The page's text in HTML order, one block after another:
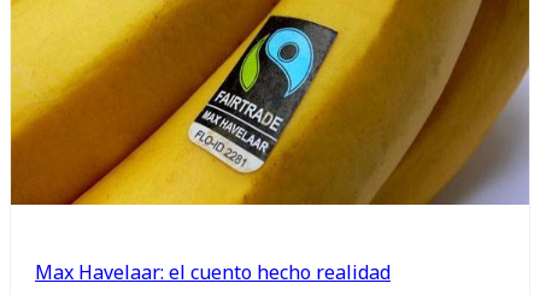
Max Havelaar: el cuento hecho realidad